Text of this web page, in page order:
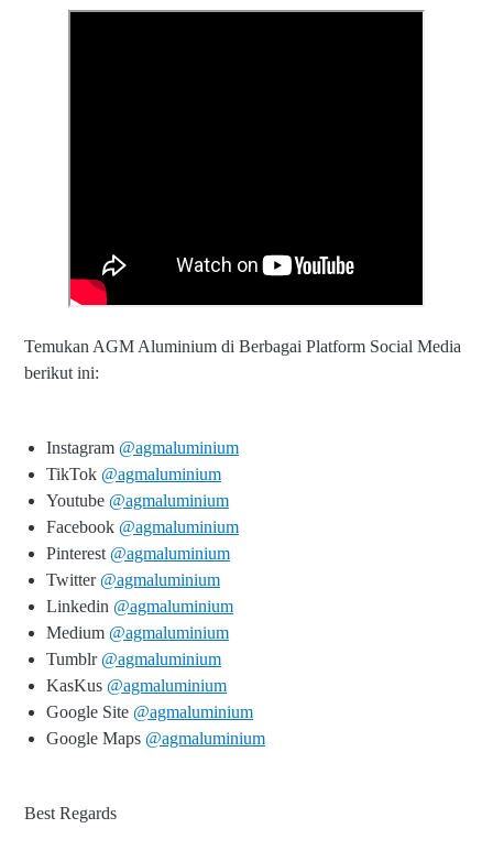
Temukan AGM Aluminium di Berbagai Platform Social Media
berikut ini:
Instagram @agmaluminium
TikTok @agmaluminium
Youtube @agmaluminium
Facebook @agmaluminium
Pinterest @agmaluminium
Twitter @agmaluminium
Linkedin @agmaluminium
Medium @agmaluminium
Tumblr @agmaluminium
KasKus @agmaluminium
Google Site @agmaluminium
Google Maps @agmaluminium
Best Regards